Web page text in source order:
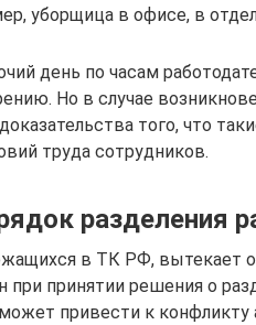
уборщица в офисе, в
день по часам
Но в случае
того, что
труда сотрудников.
разделения
в ТК РФ, вытекает
принятии решения о
привести к